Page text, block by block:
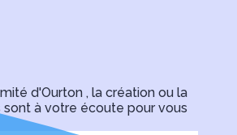
d'Ourton , la création ou la
à votre écoute pour vous